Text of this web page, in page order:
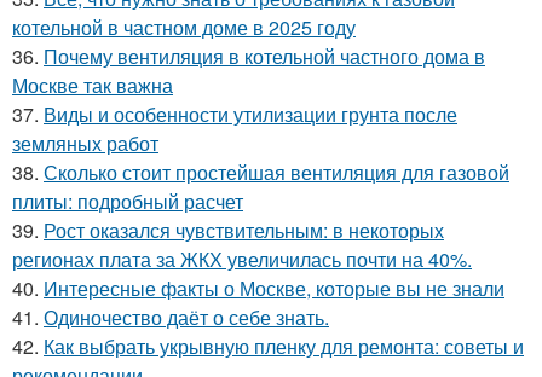
котельной в частном доме в 2025 году
36. Почему вентиляция в котельной частного дома в
Москве так важна
37. Виды и особенности утилизации грунта после
земляных работ
38. Сколько стоит простейшая вентиляция для газовой
плиты: подробный расчет
39. Рост оказался чувствительным: в некоторых
регионах плата за ЖКХ увеличилась почти на 40%.
40. Интересные факты о Москве, которые вы не знали
41. Одиночество даёт о себе знать.
42. Как выбрать укрывную пленку для ремонта: советы и